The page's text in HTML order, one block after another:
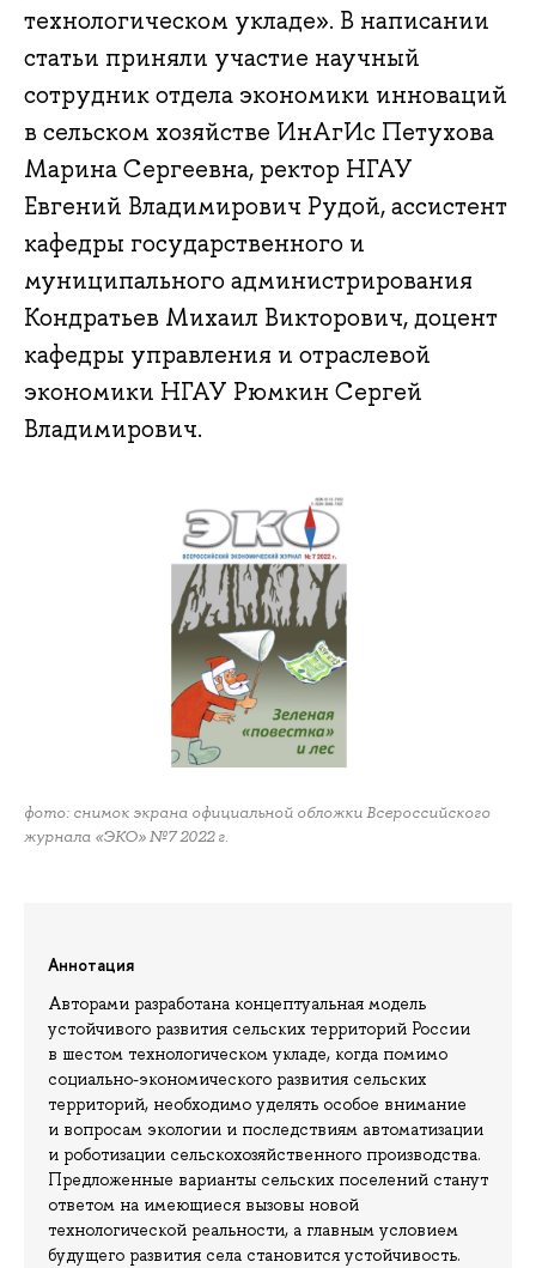
технологическом укладе». В написании
статьи приняли участие научный
сотрудник отдела экономики инноваций
в сельском хозяйстве ИнАгИс Петухова
Марина Сергеевна, ректор НГАУ
Евгений Владимирович Рудой, ассистент
кафедры государственного и
муниципального администрирования
Кондратьев Михаил Викторович, доцент
кафедры управления и отраслевой
экономики НГАУ Рюмкин Сергей
Владимирович.
фото: снимок экрана официальной обложки Всероссийского
журнала «ЭКО» №7 2022 г.
Аннотация
Авторами разработана концептуальная модель
устойчивого развития сельских территорий России
в шестом технологическом укладе, когда помимо
социально-экономического развития сельских
территорий, необходимо уделять особое внимание
и вопросам экологии и последствиям автоматизации
и роботизации сельскохозяйственного производства.
Предложенные варианты сельских поселений станут
ответом на имеющиеся вызовы новой
технологической реальности, а главным условием
будущего развития села становится устойчивость.